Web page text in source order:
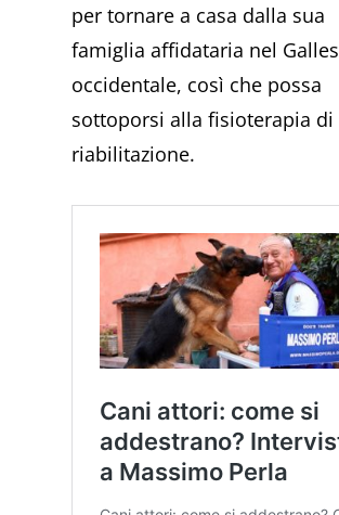
per tornare a casa dalla sua
famiglia affidataria nel Galles
occidentale, così che possa
sottoporsi alla fisioterapia di
riabilitazione.